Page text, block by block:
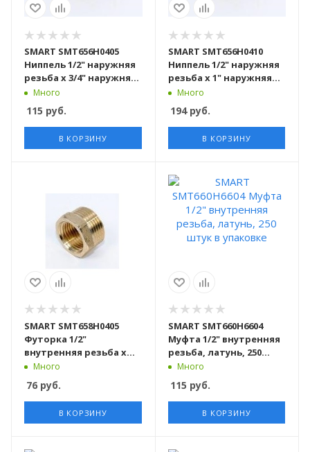
SMART SMT656Н0405
Ниппель 1/2" наружняя
резьба х 3/4" наружняя
резьба, латунь, 200
штук в упаковке
Много
115 руб.
В КОРЗИНУ
SMART SMT656Н0410
Ниппель 1/2" наружняя
резьба х 1" наружняя
резьба, латунь, 180
штук в упаковке
Много
194руб.
В КОРЗИНУ
SMART SMT658Н0405
Футорка 1/2"
внутренняя резьба х
3/4" наружняя резьба,
латунь, 250 штук в
упаковке
Много
76 руб.
В КОРЗИНУ
SMART SMT660H6604
Муфта 1/2" внутренняя
резьба, латунь, 250
штук в упаковке
Много
115 руб.
В КОРЗИНУ